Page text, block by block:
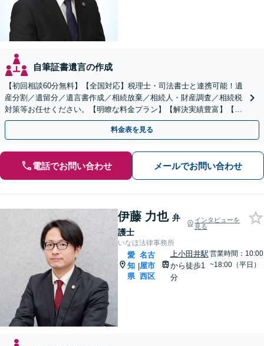
自筆証書遺言の作成
【初回相談60分無料】【全国対応】税理士・司法書士と連携可能！遺
産分割／遺留分／遺言書作成／相続放棄／相続人・財産調査／相続税
対策等お任せください。【明瞭な料金プラン】【解決実績豊富】【電
話相談可】
料金表を見る
電話でお問い合わせ メールでお問い合わせ
伊藤 力也 弁
護士
インタビューを
見る
いなほ法律事務所
愛
知
県
|
名古
屋市
西区
上小田井駅
から徒歩1
分
営業時間：10:00
~18:00（平日）